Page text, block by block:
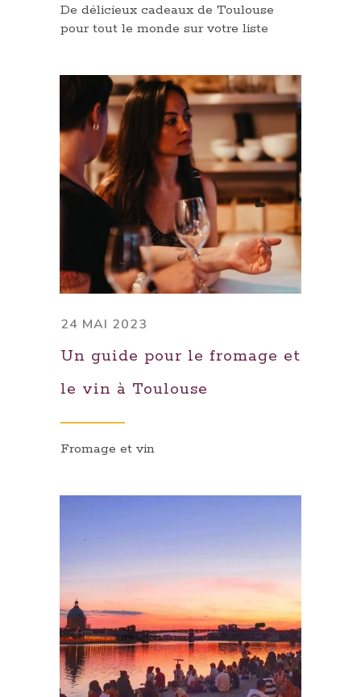
De délicieux cadeaux de Toulouse
pour tout le monde sur votre liste
24 MAI 2023
Un guide pour le fromage et
le vin à Toulouse
Fromage et vin